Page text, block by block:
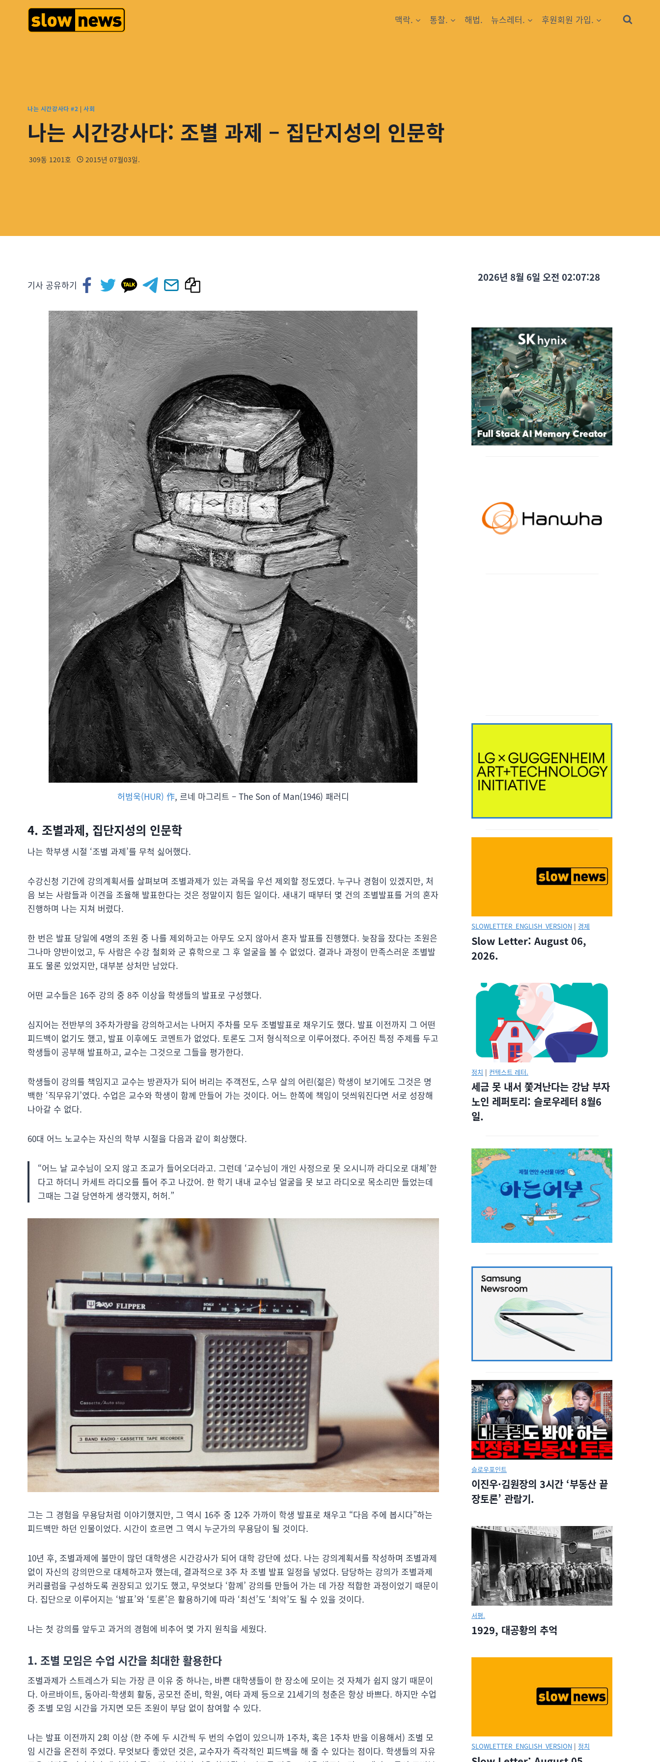
맥락. 통찰. 해법. 뉴스레터. 후원회원 가입.
나는 시간강사다 #2 |사회
나는 시간강사다: 조별 과제 – 집단지성의 인문학
309동 1201호 2015년 07월03일.
기사 공유하기
허범욱(HUR) 作, 르네 마그리트 – The Son of Man(1946) 패러디
4. 조별과제, 집단지성의 인문학
나는 학부생 시절 ‘조별 과제’를 무척 싫어했다.
수강신청 기간에 강의계획서를 살펴보며 조별과제가 있는 과목을 우선 제외할 정도였다. 누구나 경험이 있겠지만, 처
음 보는 사람들과 이견을 조율해 발표한다는 것은 정말이지 힘든 일이다. 새내기 때부터 몇 건의 조별발표를 거의 혼자
진행하며 나는 지쳐 버렸다.
한 번은 발표 당일에 4명의 조원 중 나를 제외하고는 아무도 오지 않아서 혼자 발표를 진행했다. 늦잠을 잤다는 조원은
그나마 양반이었고, 두 사람은 수강 철회와 군 휴학으로 그 후 얼굴을 볼 수 없었다. 결과나 과정이 만족스러운 조별발
표도 물론 있었지만, 대부분 상처만 남았다.
어떤 교수들은 16주 강의 중 8주 이상을 학생들의 발표로 구성했다.
심지어는 전반부의 3주차가량을 강의하고서는 나머지 주차를 모두 조별발표로 채우기도 했다. 발표 이전까지 그 어떤
피드백이 없기도 했고, 발표 이후에도 코멘트가 없었다. 토론도 그저 형식적으로 이루어졌다. 주어진 특정 주제를 두고
학생들이 공부해 발표하고, 교수는 그것으로 그들을 평가한다.
학생들이 강의를 책임지고 교수는 방관자가 되어 버리는 주객전도, 스무 살의 어린(젊은) 학생이 보기에도 그것은 명
백한 ‘직무유기’였다. 수업은 교수와 학생이 함께 만들어 가는 것이다. 어느 한쪽에 책임이 덧씌워진다면 서로 성장해
나아갈 수 없다.
60대 어느 노교수는 자신의 학부 시절을 다음과 같이 회상했다.
“어느 날 교수님이 오지 않고 조교가 들어오더라고. 그런데 ‘교수님이 개인 사정으로 못 오시니까 라디오로 대체’한
다고 하더니 카세트 라디오를 틀어 주고 나갔어. 한 학기 내내 교수님 얼굴을 못 보고 라디오로 목소리만 들었는데
그때는 그걸 당연하게 생각했지, 허허.”
그는 그 경험을 무용담처럼 이야기했지만, 그 역시 16주 중 12주 가까이 학생 발표로 채우고 “다음 주에 봅시다”하는
피드백만 하던 인물이었다. 시간이 흐르면 그 역시 누군가의 무용담이 될 것이다.
10년 후, 조별과제에 불만이 많던 대학생은 시간강사가 되어 대학 강단에 섰다. 나는 강의계획서를 작성하며 조별과제
없이 자신의 강의만으로 대체하고자 했는데, 결과적으로 3주 차 조별 발표 일정을 넣었다. 담당하는 강의가 조별과제
커리큘럼을 구성하도록 권장되고 있기도 했고, 무엇보다 ‘함께’ 강의를 만들어 가는 데 가장 적합한 과정이었기 때문이
다. 집단으로 이루어지는 ‘발표’와 ‘토론’은 활용하기에 따라 ‘최선’도 ‘최악’도 될 수 있을 것이다.
나는 첫 강의를 앞두고 과거의 경험에 비추어 몇 가지 원칙을 세웠다.
1. 조별 모임은 수업 시간을 최대한 활용한다
조별과제가 스트레스가 되는 가장 큰 이유 중 하나는, 바쁜 대학생들이 한 장소에 모이는 것 자체가 쉽지 않기 때문이
다. 아르바이트, 동아리-학생회 활동, 공모전 준비, 학원, 여타 과제 등으로 21세기의 청춘은 항상 바쁘다. 하지만 수업
중 조별 모임 시간을 가지면 모든 조원이 부담 없이 참여할 수 있다.
나는 발표 이전까지 2회 이상 (한 주에 두 시간씩 두 번의 수업이 있으니까 1주차, 혹은 1주차 반을 이용해서) 조별 모
임 시간을 온전히 주었다. 무엇보다 좋았던 것은, 교수자가 즉각적인 피드백을 해 줄 수 있다는 점이다. 학생들의 자유
2026년 8월 6일 오전 02:07:29
SLOWLETTER_ENGLISH_VERSION | 경제
Slow Letter: August 06,
2026.
정치 | 컨텍스트 레터.
세금 못 내서 쫓겨난다는 강남 부자
노인 레퍼토리: 슬로우레터 8월6
일.
슬로우포인트
이진우·김원장의 3시간 ‘부동산 끝
장토론’ 관람기.
서평.
1929, 대공황의 추억
SLOWLETTER_ENGLISH_VERSION | 정치